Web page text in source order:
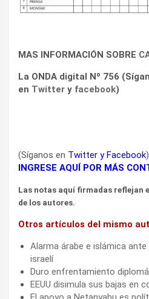
MAS INFORMACIÓN SOBRE
La ONDA digital Nº 756
en Twitter y facebook)
(Síganos en Twitter yFacebook)
INGRESE AQUÍ POR MÁS
Las notas aquí firmadas reflejan
de los autores.
Otros artículos del mismo
Alarma árabe e islámica
israelí
Duro enfrentamiento
EEUU disimula sus bajas en